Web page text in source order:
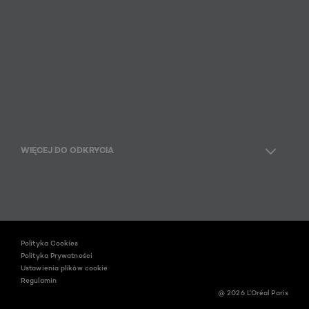
WIĘCEJ DO ODKRYCIA
Polityka Cookies
Polityka Prywatności
Ustawienia plików cookie
Regulamin
@ 2026 L'Oréal Paris